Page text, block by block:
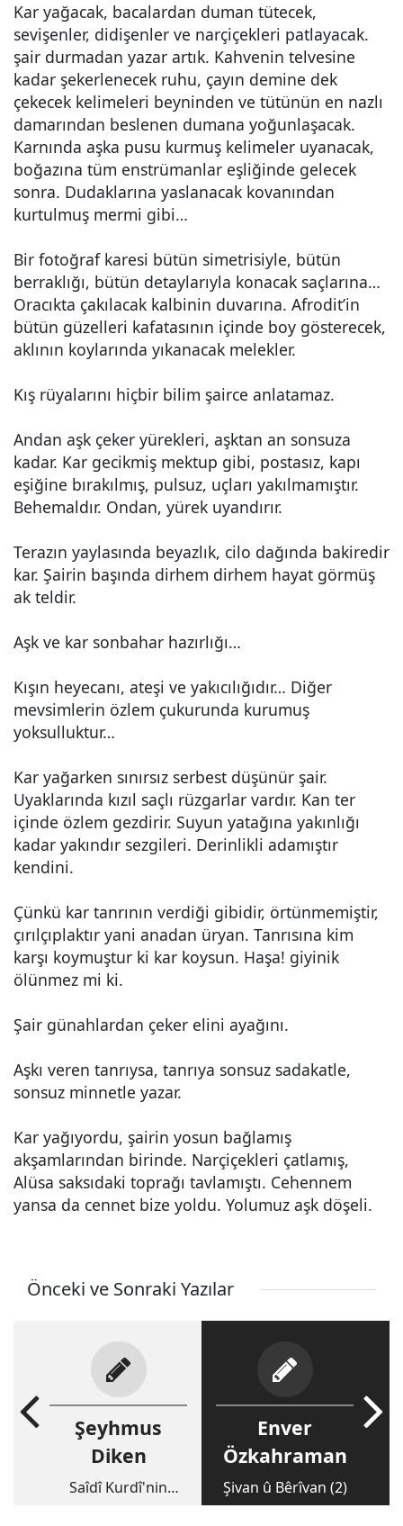
Kar yağacak, bacalardan duman tütecek,
sevişenler, didişenler ve narçiçekleri patlayacak.
şair durmadan yazar artık. Kahvenin telvesine
kadar şekerlenecek ruhu, çayın demine dek
çekecek kelimeleri beyninden ve tütünün en nazlı
damarından beslenen dumana yoğunlaşacak.
Karnında aşka pusu kurmuş kelimeler uyanacak,
boğazına tüm enstrümanlar eşliğinde gelecek
sonra. Dudaklarına yaslanacak kovanından
kurtulmuş mermi gibi…
Bir fotoğraf karesi bütün simetrisiyle, bütün
berraklığı, bütün detaylarıyla konacak saçlarına…
Oracıkta çakılacak kalbinin duvarına. Afrodit’in
bütün güzelleri kafatasının içinde boy gösterecek,
aklının koylarında yıkanacak melekler.
Kış rüyalarını hiçbir bilim şairce anlatamaz.
Andan aşk çeker yürekleri, aşktan an sonsuza
kadar. Kar gecikmiş mektup gibi, postasız, kapı
eşiğine bırakılmış, pulsuz, uçları yakılmamıştır.
Behemaldır. Ondan, yürek uyandırır.
Terazın yaylasında beyazlık, cilo dağında bakiredir
kar. Şairin başında dirhem dirhem hayat görmüş
ak teldir.
Aşk ve kar sonbahar hazırlığı…
Kışın heyecanı, ateşi ve yakıcılığıdır… Diğer
mevsimlerin özlem çukurunda kurumuş
yoksulluktur…
Kar yağarken sınırsız serbest düşünür şair.
Uyaklarında kızıl saçlı rüzgarlar vardır. Kan ter
içinde özlem gezdirir. Suyun yatağına yakınlığı
kadar yakındır sezgileri. Derinlikli adamıştır
kendini.
Çünkü kar tanrının verdiği gibidir, örtünmemiştir,
çırılçıplaktır yani anadan üryan. Tanrısına kim
karşı koymuştur ki kar koysun. Haşa! giyinik
ölünmez mi ki.
Şair günahlardan çeker elini ayağını.
Aşkı veren tanrıysa, tanrıya sonsuz sadakatle,
sonsuz minnetle yazar.
Kar yağıyordu, şairin yosun bağlamış
akşamlarından birinde. Narçiçekleri çatlamış,
Alüsa saksıdaki toprağı tavlamıştı. Cehennem
yansa da cennet bize yoldu. Yolumuz aşk döşeli.
Önceki ve Sonraki Yazılar
Şeyhmus
Diken
Saîdî Kurdî'nin
Enver
Özkahraman
Şivan û Bêrîvan (2)